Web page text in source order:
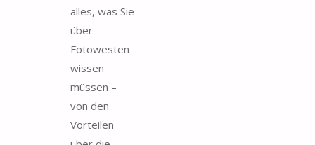
alles, was Sie
über
Fotowesten
wissen
müssen –
von den
Vorteilen